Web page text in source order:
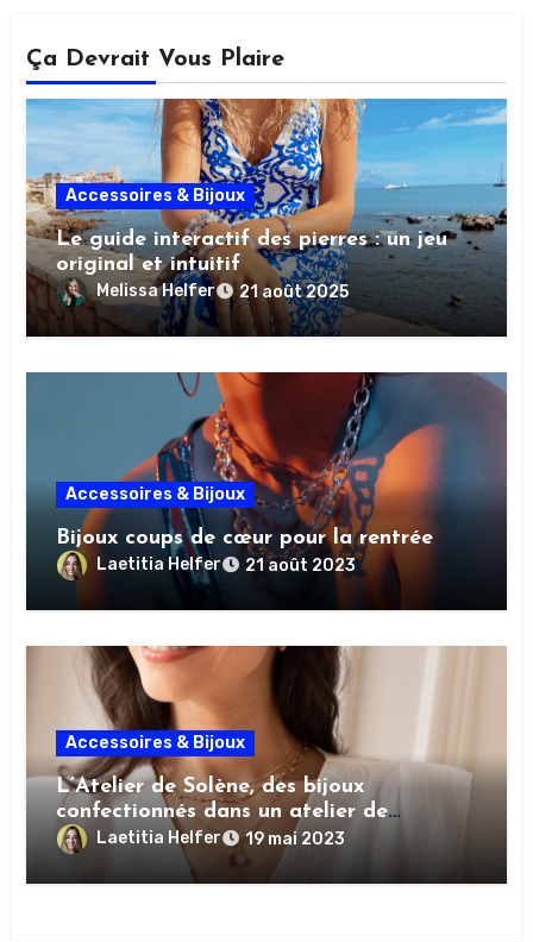
Ça Devrait Vous Plaire
Accessoires & Bijoux
Le guide interactif des pierres : un jeu
original et intuitif
Melissa Helfer 21 août 2025
Accessoires & Bijoux
Bijoux coups de cœur pour la rentrée
Laetitia Helfer 21 août 2023
Accessoires & Bijoux
L’Atelier de Solène, des bijoux
confectionnés dans un atelier de
montage parisien
Laetitia Helfer 19 mai 2023